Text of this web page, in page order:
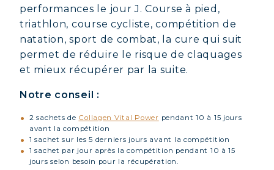
performances le jour J. Course à pied,
triathlon, course cycliste, compétition de
natation, sport de combat, la cure qui suit
permet de réduire le risque de claquages
et mieux récupérer par la suite.
Notre conseil :
2 sachets de Collagen Vital Power pendant 10 à 15 jours
avant la compétition
1 sachet sur les 5 derniers jours avant la compétition
1 sachet par jour après la compétition pendant 10 à 15
jours selon besoin pour la récupération.